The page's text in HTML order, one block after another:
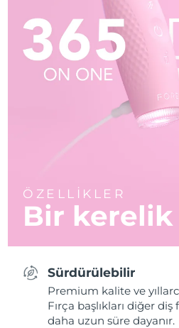
ÖZELLİKLER
Bir kerelik
Sürdürülebilir
Premium kalite ve
Fırça başlıkları diğer diş
daha uzun süre dayanır.